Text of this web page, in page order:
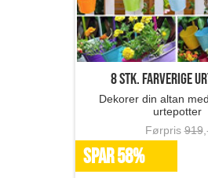
8 stk. farverige
Dekorer din altan
urtepotter
Førpris919
SPAR 58%